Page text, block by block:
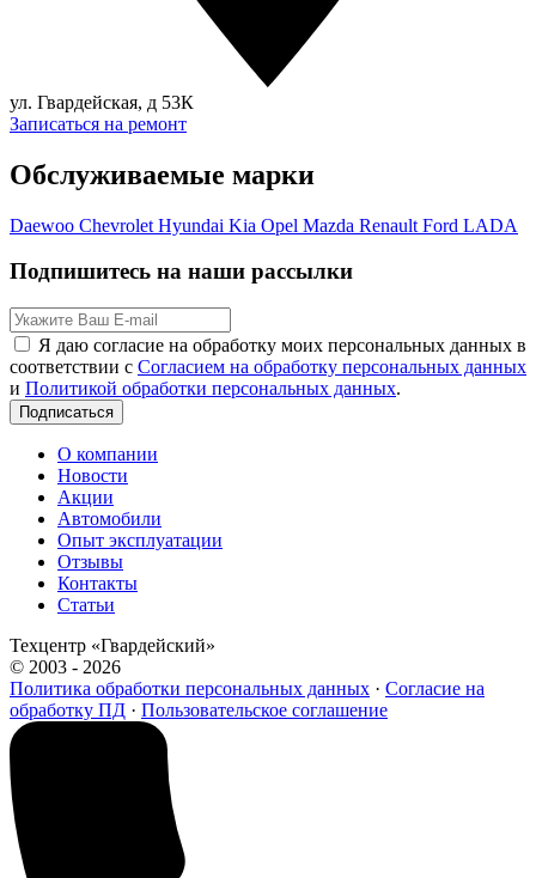
ул. Гвардейская, д 53К
Записаться на ремонт
Обслуживаемые марки
Daewoo Chevrolet Hyundai Kia Opel Mazda Renault Ford LADA
Подпишитесь на наши рассылки
Я даю согласие на обработку моих персональных данных в
соответствии с Согласием на обработку персональных данных
и Политикой обработки персональных данных.
Подписаться
О компании
Новости
Акции
Автомобили
Опыт эксплуатации
Отзывы
Контакты
Статьи
Техцентр «Гвардейский»
© 2003 - 2026
Политика обработки персональных данных · Согласие на
обработку ПД · Пользовательское соглашение